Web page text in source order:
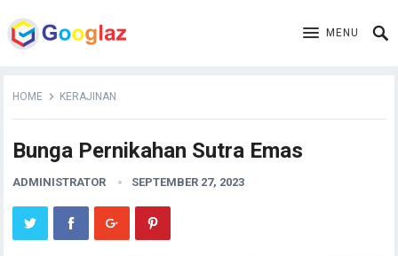
MENU
HOME KERAJINAN
Bunga Pernikahan Sutra Emas
ADMINISTRATOR SEPTEMBER 27, 2023